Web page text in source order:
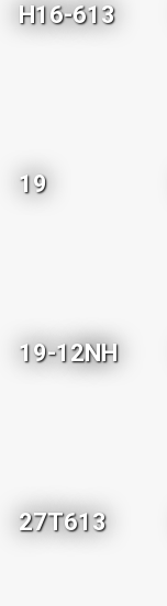
H16-613
19
19-12NH
27T613